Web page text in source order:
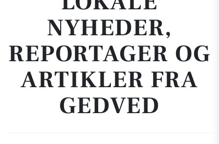
NYHEDER,
REPORTAGER OG
ARTIKLER FRA
GEDVED